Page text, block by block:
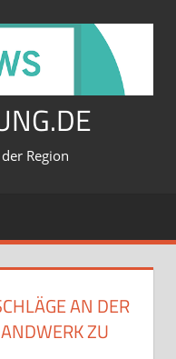
Region
AN DER
ZU